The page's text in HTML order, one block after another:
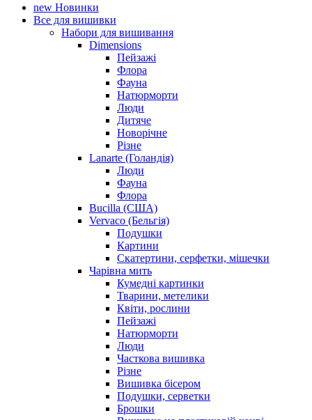
new Новинки
Все для вишивки
Набори для вишивання
Dimensions
Пейзажі
Флора
Фауна
Натюрморти
Люди
Дитяче
Новорічне
Різне
Lanarte (Голандія)
Люди
Фауна
Флора
Bucilla (США)
Vervaco (Бельгія)
Подушки
Картини
Скатертини, серфетки, мішечки
Чарiвна мить
Кумедні картинки
Тварини, метелики
Квіти, рослини
Пейзажі
Натюрморти
Люди
Часткова вишивка
Різне
Вишивка бісером
Подушки, серветки
Брошки